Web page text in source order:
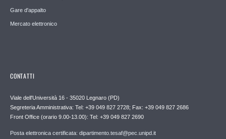
Gare d'appalto
Mercato elettronico
CONTATTI
Viale dell'Università 16 - 35020 Legnaro (PD)
Segreteria Amministrativa: Tel: +39 049 827 2728; Fax: +39 049 827 2686
Front Office (orario 9.00-13.00): Tel: +39 049 827 2690
Posta elettronica certificata: dipartimento.tesaf@pec.unipd.it